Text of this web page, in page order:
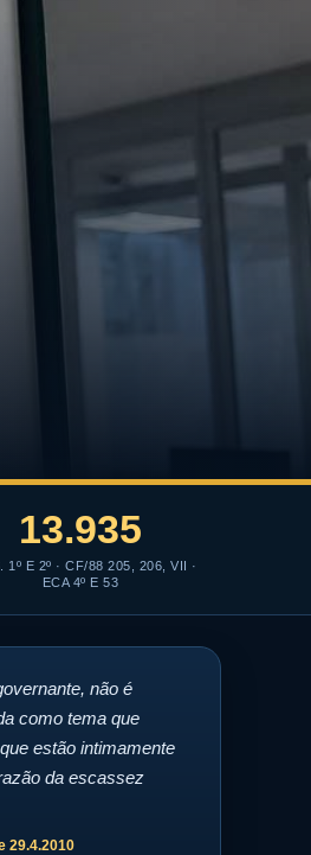
13.935
1º E 2º · CF/88 205, 206, VII ·
ECA 4º E 53
não é
como tema que
estão intimamente
da escassez
29.4.2010